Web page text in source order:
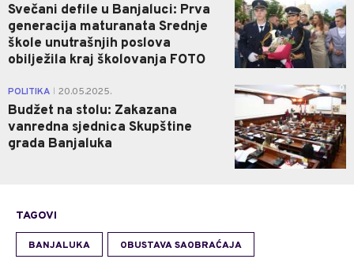
Svečani defile u Banjaluci: Prva
generacija maturanata Srednje
škole unutrašnjih poslova
obilježila kraj školovanja FOTO
POLITIKA 20.05.2025.
Budžet na stolu: Zakazana
vanredna sjednica Skupštine
grada Banjaluka
0
TAGOVI
BANJALUKA OBUSTAVA SAOBRAĆAJA